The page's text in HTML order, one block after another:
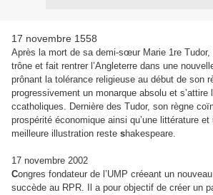
17 novembre 1558
Après la mort de sa demi-sœur Marie 1re Tudor,
trône et fait rentrer l’Angleterre dans une
prônant la tolérance religieuse au début de son
progressivement un monarque absolu et
ccatholiques. Dernière des Tudor, son règne
prospérité économique ainsi qu’une littérature et
meilleure illustration reste shakespeare.
17 novembre 2002
Congres fondateur de l’UMP créeant un
succède au RPR. Il a pour objectif de créer un